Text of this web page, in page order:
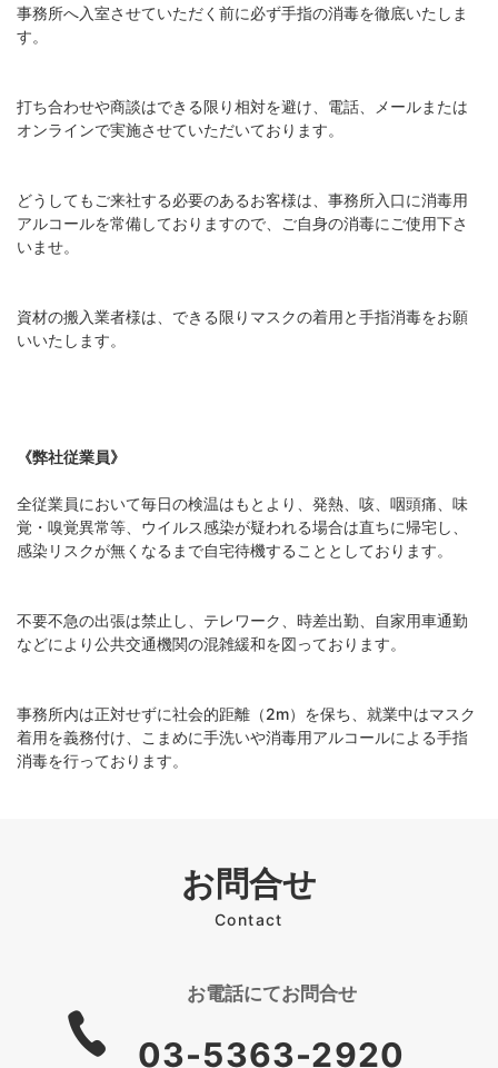
事務所へ入室させていただく前に必ず手指の消毒を徹底いたしま
す。
打ち合わせや商談はできる限り相対を避け、電話、メールまたは
オンラインで実施させていただいております。
どうしてもご来社する必要のあるお客様は、事務所入口に消毒用
アルコールを常備しておりますので、ご自身の消毒にご使用下さ
いませ。
資材の搬入業者様は、できる限りマスクの着用と手指消毒をお願
いいたします。
《弊社従業員》
全従業員において毎日の検温はもとより、発熱、咳、咽頭痛、味
覚・嗅覚異常等、ウイルス感染が疑われる場合は直ちに帰宅し、
感染リスクが無くなるまで自宅待機することとしております。
不要不急の出張は禁止し、テレワーク、時差出勤、自家用車通勤
などにより公共交通機関の混雑緩和を図っております。
事務所内は正対せずに社会的距離（2m）を保ち、就業中はマスク
着用を義務付け、こまめに手洗いや消毒用アルコールによる手指
消毒を行っております。
お問合せ
Contact
お電話にてお問合せ
03-5363-2920